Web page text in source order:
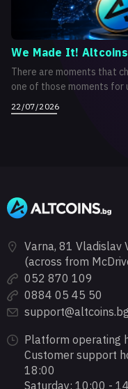
We Made It!
There are moments that
one of those moments for
22/07/2026
Varna, 81 Vladislav
(across from
052 870 109
0884 05 45 50
support@altcoins.bg
Platform operating
Customer support
18:00
Saturday: 10:00 -